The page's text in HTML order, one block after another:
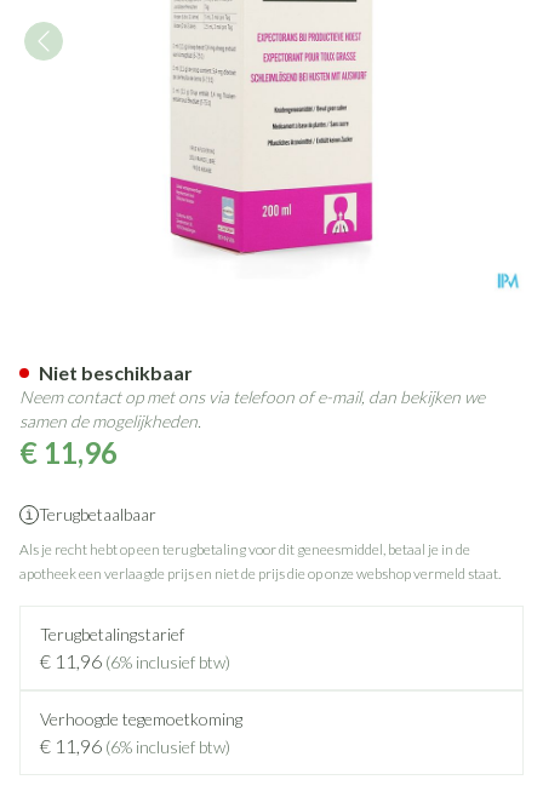
€ 11,96
Terugbetaalbaar
Als je recht hebt op een terugbetaling voor dit geneesmiddel, betaal je in de
apotheek een verlaagde prijs en niet de prijs die op onze webshop vermeld staat.
Terugbetalingstarief
€ 11,96 (6% inclusief btw)
Verhoogde tegemoetkoming
€ 11,96 (6% inclusief btw)
Niet beschikbaar
Neem contact op met ons via telefoon of e-mail, dan bekijken we
samen de mogelijkheden.